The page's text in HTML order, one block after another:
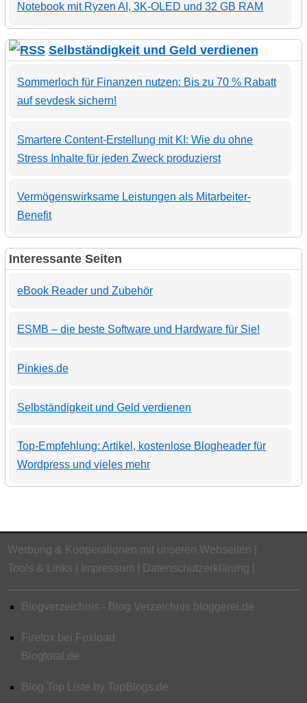
Notebook mit Ryzen AI, 3K-OLED und 32 GB RAM
Selbständigkeit und Geld verdienen
Sommerloch für Finanzen nutzen: Bis zu 70 % Rabatt
auf sevdesk sichern!
Smartere Content-Erstellung mit KI: Wie du ohne
Stress Inhalte für jeden Zweck produzierst
Vermögenswirksame Leistungen als Mitarbeiter-
Benefit
Interessante Seiten
eBook Reader und Zubehör
ESMB – die beste Software und Hardware für Sie!
Pinkies.de
Selbständigkeit und Geld verdienen
Top-Empfehlung: Artikel, kostenlose Blogheader für
Wordpress und vieles mehr
Werbung & Kooperationen mit unseren Webseiten
Tools & Links
Impressum Datenschutzerklärung
Blogverzeichnis - Blog Verzeichnis bloggerei.de
Firefox bei Foxload
Blogtotal.de
Blog Top Liste by TopBlogs.de